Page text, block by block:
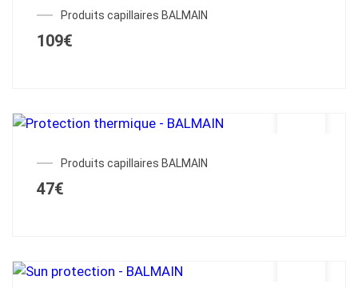
Produits capillaires BALMAIN
109€
Produits capillaires BALMAIN
47€